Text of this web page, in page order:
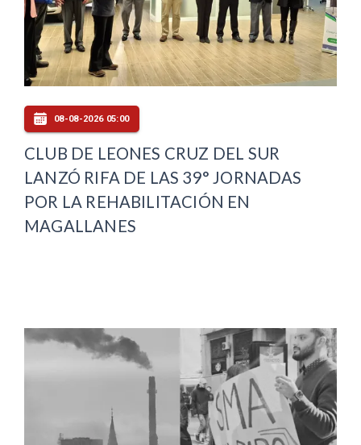
08-08-2026 05:00
CLUB DE LEONES CRUZ DEL SUR
LANZÓ RIFA DE LAS 39° JORNADAS
POR LA REHABILITACIÓN EN
MAGALLANES